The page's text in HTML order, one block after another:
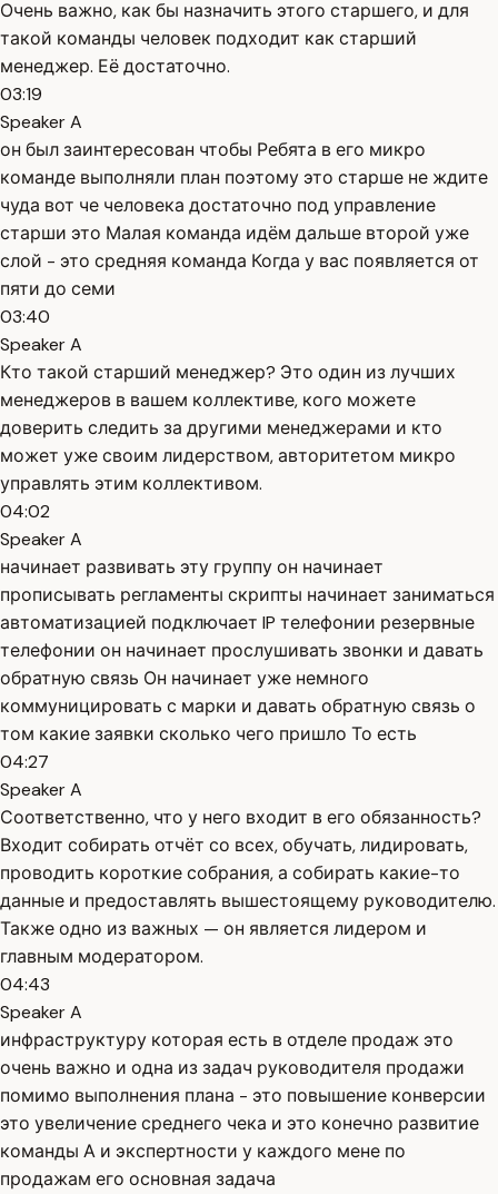
Очень важно, как бы назначить этого старшего, и для
такой команды человек подходит как старший
менеджер. Её достаточно.
03:19
Speaker A
он был заинтересован чтобы Ребята в его микро
команде выполняли план поэтому это старше не ждите
чуда вот че человека достаточно под управление
старши это Малая команда идём дальше второй уже
слой - это средняя команда Когда у вас появляется от
пяти до семи
03:40
Speaker A
Кто такой старший менеджер? Это один из лучших
менеджеров в вашем коллективе, кого можете
доверить следить за другими менеджерами и кто
может уже своим лидерством, авторитетом микро
управлять этим коллективом.
04:02
Speaker A
начинает развивать эту группу он начинает
прописывать регламенты скрипты начинает заниматься
автоматизацией подключает IP телефонии резервные
телефонии он начинает прослушивать звонки и давать
обратную связь Он начинает уже немного
коммуницировать с марки и давать обратную связь о
том какие заявки сколько чего пришло То есть
04:27
Speaker A
Соответственно, что у него входит в его обязанность?
Входит собирать отчёт со всех, обучать, лидировать,
проводить короткие собрания, а собирать какие-то
данные и предоставлять вышестоящему руководителю.
Также одно из важных — он является лидером и
главным модератором.
04:43
Speaker A
инфраструктуру которая есть в отделе продаж это
очень важно и одна из задач руководителя продажи
помимо выполнения плана - это повышение конверсии
это увеличение среднего чека и это конечно развитие
команды А и экспертности у каждого мене по
продажам его основная задача